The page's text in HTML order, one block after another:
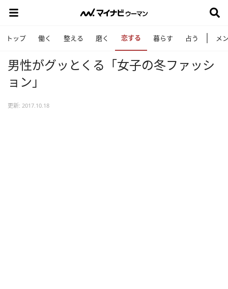
トップ 働く 整える 磨く 恋する 暮らす 占う メ
男性がグッとくる「女子の冬ファッシ
ョン」
更新: 2017.10.18